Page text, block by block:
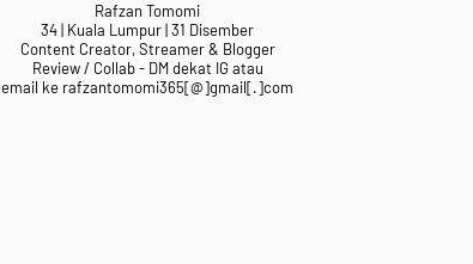
Rafzan Tomomi
34 | Kuala Lumpur | 31 Disember
Content Creator, Streamer & Blogger
Review / Collab - DM dekat IG atau
email ke rafzantomomi365[@]gmail[.]com